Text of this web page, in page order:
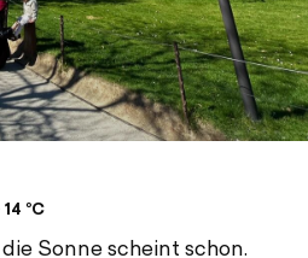
°C
Sonne scheint schon.